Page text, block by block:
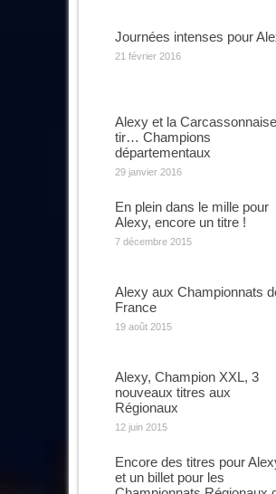
Journées intenses pour
21 février 2016
Alexy et la
tir… Champions
départementaux
29 janvier 2016
En plein dans le mille pour
Alexy, encore un titre !
7 décembre 2015
Alexy aux Championnats
France
19 août 2015
Alexy, Champion XXL, 3
nouveaux titres aux
Régionaux
12 juin 2015
Encore des titres pour
et un billet pour les